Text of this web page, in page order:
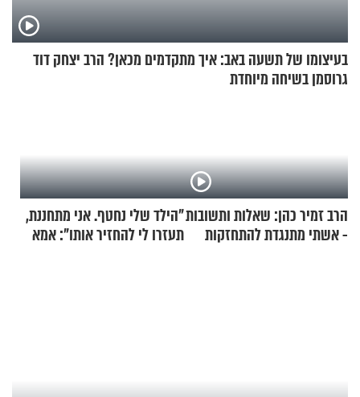
בעיצומו של תשעה באב: איך מתקדמים מכאן? הרב יצחק דוד
גרוסמן בשיחה מיוחדת
הרב זמיר כהן: שאלות ותשובות
- אשתי מתנגדת להתחזקות
"הילד שלי נחטף. אני מתחננת,
תעזרו לי להחזיר אותו": אמא